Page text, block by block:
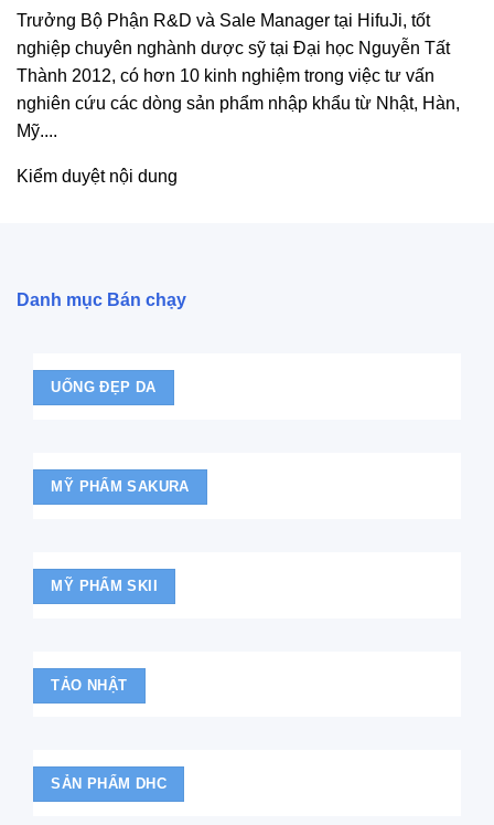
Trưởng Bộ Phận R&D và Sale Manager tại HifuJi, tốt
nghiệp chuyên nghành dược sỹ tại Đại học Nguyễn Tất
Thành 2012, có hơn 10 kinh nghiệm trong việc tư vấn
nghiên cứu các dòng sản phẩm nhập khẩu từ Nhật, Hàn,
Mỹ....
Kiểm duyệt nội dung
Danh mục Bán chạy
UỐNG ĐẸP DA
MỸ PHẨM SAKURA
MỸ PHẨM SKII
TẢO NHẬT
SẢN PHẨM DHC